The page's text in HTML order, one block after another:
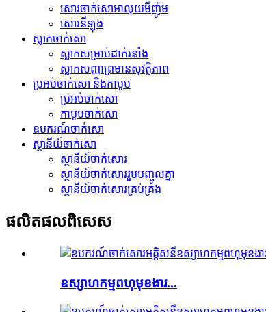
សោរចាក់សោអាលុយមីញ៉ូម
សោរ​នីឡុង
ស្លាកចាក់សោ
ស្លាក​សម្រាប់​ដាក់​រនាំង
ស្លាកសញ្ញាព្រមានសុវត្ថិភាព
ប្រអប់ចាក់សោ និងកាបូប
ប្រអប់ចាក់សោ
កាបូបចាក់សោ
ឧបករណ៍ចាក់សោ
ស្ថានីយ៍ចាក់សោ
ស្ថានីយ៍ចាក់សោរ
ស្ថានីយ៍ចាក់សោររួមបញ្ចូលគ្នា
ស្ថានីយ៍ចាក់សោរគ្រប់គ្រង
ផលិតផល​ពិសេស
ឧស្សាហកម្មពហុមុខងារ...